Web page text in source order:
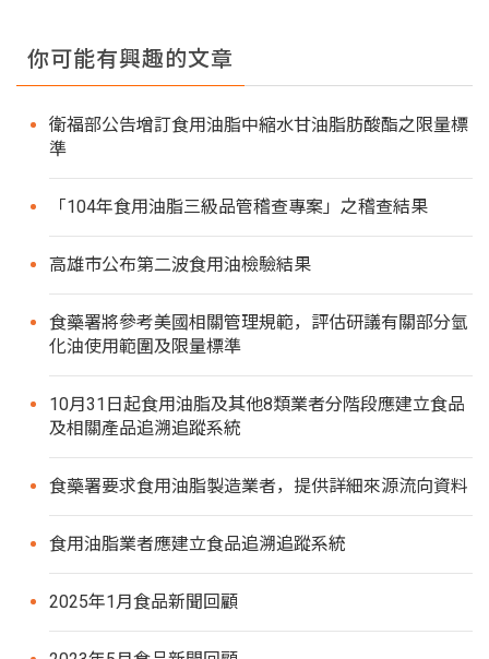
你可能有興趣的文章
衛福部公告增訂食用油脂中縮水甘油脂肪酸酯之限量標
準
「104年食用油脂三級品管稽查專案」之稽查結果
高雄市公布第二波食用油檢驗結果
食藥署將參考美國相關管理規範，評估研議有關部分氫
化油使用範圍及限量標準
10月31日起食用油脂及其他8類業者分階段應建立食品
及相關產品追溯追蹤系統
食藥署要求食用油脂製造業者，提供詳細來源流向資料
食用油脂業者應建立食品追溯追蹤系統
2025年1月食品新聞回顧